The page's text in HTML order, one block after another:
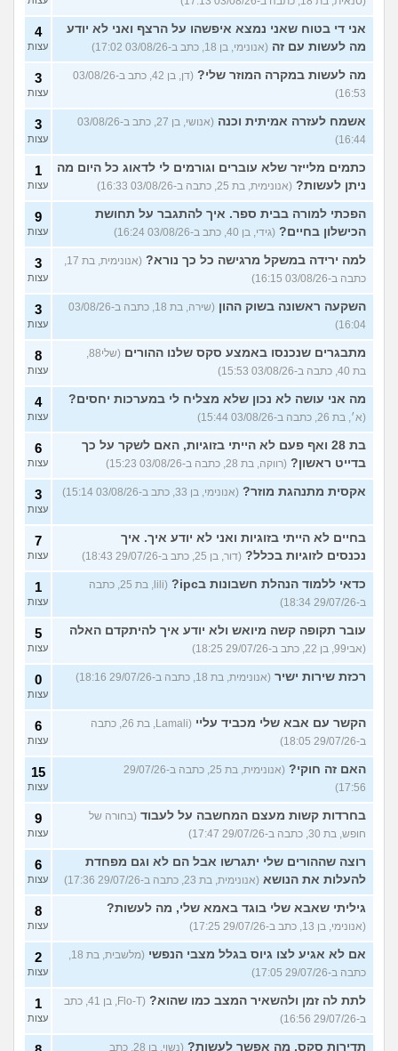
אני די בטוח שאני נמצא איפשהו על הרצף ואני לא יודע
מה לעשות עם זה (אנונימי, בן 18, כתב ב-03/08/26 17:02)
4
עצות
מה לעשות במקרה המוזר שלי?
(דן, בן 42, כתב ב-03/08/26
16:53)
3
עצות
אשמח לעזרה אמיתית וכנה
(אנושי, בן 27, כתב ב-03/08/26
16:44)
3
עצות
כתמים מלייזר שלא עוברים וגורמים לי לדאוג כל היום מה
ניתן לעשות? (אנונימית, בת 25, כתבה ב-03/08/26 16:33)
1
עצות
הפכתי למורה בבית ספר. איך להתגבר על תחושת
הכישלון בחיים? (גידי, בן 40, כתב ב-03/08/26 16:24)
9
עצות
למה ירידה במשקל מרגישה כל כך נורא?
(אנונימית, בת 17,
כתבה ב-03/08/26 16:15)
3
עצות
השקעה ראשונה בשוק ההון
(שירה, בת 18, כתבה ב-03/08/26
16:04)
3
עצות
מתבגרים שנכנסו באמצע סקס שלנו ההורים
(שלי88,
בת 40, כתבה ב-03/08/26 15:53)
8
עצות
מה אני עושה לא נכון שלא מצליח לי במערכות יחסים?
(א׳, בת 26, כתבה ב-03/08/26 15:44)
4
עצות
בת 28 ואף פעם לא הייתי בזוגיות, האם לשקר על כך
בדייט ראשון? (רווקה, בת 28, כתבה ב-03/08/26 15:23)
6
עצות
אקסית מתנהגת מוזר? (אנונימי, בן 33, כתב ב-03/08/26 15:14) 3
עצות
בחיים לא הייתי בזוגיות ואני לא יודע איך. איך
נכנסים לזוגיות בכלל? (דור, בן 25, כתב ב-29/07/26 18:43)
7
עצות
כדאי ללמוד הנהלת חשבונות בipc?
(lili, בת 25, כתבה
ב-29/07/26 18:34)
1
עצות
עובר תקופה קשה מיואש ולא יודע איך להיתקדם האלה
(אבי99, בן 22, כתב ב-29/07/26 18:25)
5
עצות
רכזת שירות ישיר (אנונימית, בת 18, כתבה ב-29/07/26 18:16) 0
עצות
הקשר עם אבא שלי מכביד עליי
(Lamali, בת 26, כתבה
ב-29/07/26 18:05)
6
עצות
האם זה חוקי?
(אנונימית, בת 25, כתבה ב-29/07/26
17:56)
15
עצות
בחרדות קשות מעצם המחשבה על לעבוד (בחורה של
חופש, בת 30, כתבה ב-29/07/26 17:47)
9
עצות
רוצה שההורים שלי יתגרשו אבל הם לא וגם מפחדת
להעלות את הנושא (אנונימית, בת 23, כתבה ב-29/07/26 17:36)
6
עצות
גיליתי שאבא שלי בוגד באמא שלי, מה לעשות?
(אנונימי, בן 13, כתב ב-29/07/26 17:25)
8
עצות
אם לא אגיע לצו גיוס בגלל מצבי הנפשי
(מלשבית, בת 18,
כתבה ב-29/07/26 17:05)
2
עצות
לתת לה זמן ולהשאיר המצב כמו שהוא?
(Flo-T, בן 41, כתב
ב-29/07/26 16:56)
1
עצות
תדירות סקס, מה אפשר לעשות? (נשוי, בן 28, כתב